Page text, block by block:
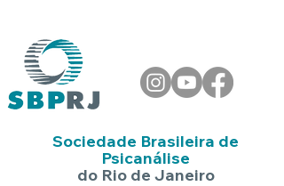
Sociedade Brasileira de
Psicanálise
do Rio de Janeiro